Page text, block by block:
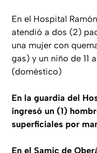
En el Hospital
atendió a dos (2)
una mujer con
gas) y un niño de 11
(doméstico)
En la guardia del
ingresó un (1)
superficiales por
En el Samic de